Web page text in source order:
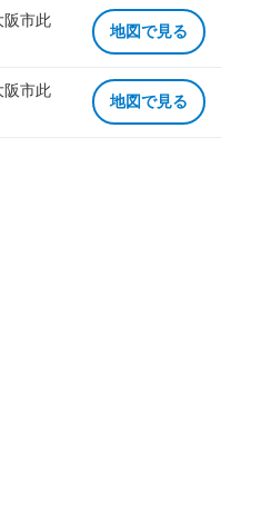
阪市此
地図で見る
阪市此
地図で見る